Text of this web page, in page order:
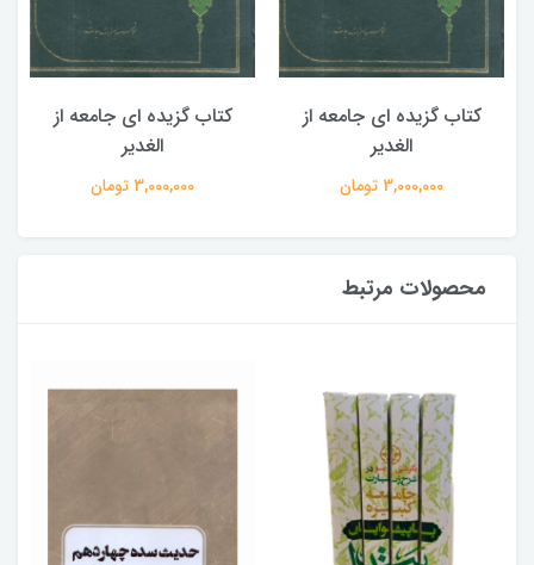
کتاب گزیده ای جامعه از
الغدیر
3,000,000 تومان
کتاب گزیده ای جامعه از
الغدیر
3,000,000 تومان
محصولات مرتبط